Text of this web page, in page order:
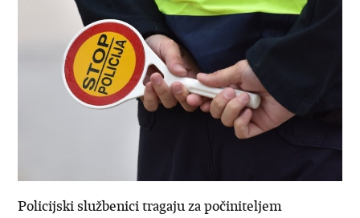
Policijski službenici tragaju za počiniteljem